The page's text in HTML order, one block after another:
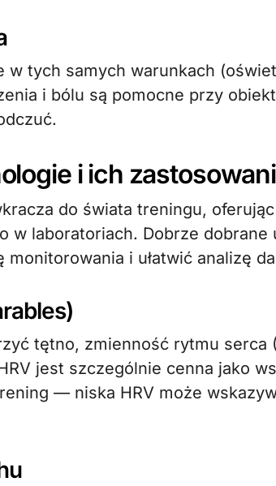
w tych samych warunkach
i bólu są pomocne przy
i ich
do świata treningu,
w laboratoriach. Dobrze dobrane
i ułatwić analizę
tętno, zmienność rytmu serca
jest szczególnie cenna jako
— niska HRV może